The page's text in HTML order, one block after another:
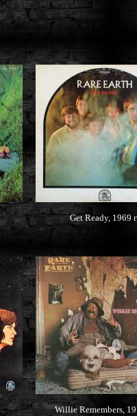
Get Ready, 1969
Willie Remembers,